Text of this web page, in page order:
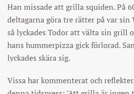
Han missade att grilla squiden. På
deltagarna göra tre rätter på var sin
så lyckades Todor att välta sin grill
hans hummerpizza gick förlorad.
lyckades skära sig.
Vissa har kommenterat och